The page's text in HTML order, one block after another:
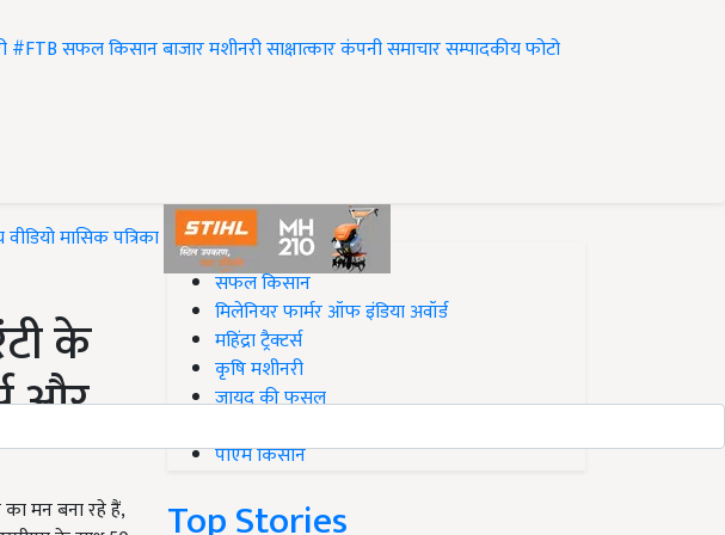
#FTBसफल किसानबाजारमशीनरीसाक्षात्कारकंपनी समाचारसम्पादकीयफोटो
वीडियोमासिक पत्रिका
के
और
मन बना रहे हैं,
#Top on Krishi Jagran
सफल किसान
मिलेनियर फार्मर ऑफ इंडिया अवॉर्ड
महिंद्रा ट्रैक्टर्स
कृषि मशीनरी
जायद की फसल
पीएम किसान
Top Stories